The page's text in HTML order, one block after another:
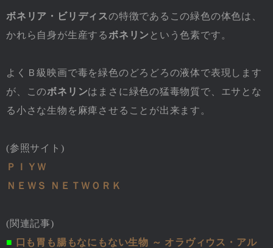
ボネリア・ビリディスの特徴であるこの緑色の体色は、
かれら自身が生産する ボネリン という色素です。
よくＢ級映画で毒を緑色のどろどろの液体で表現します
が、このボネリンはまさに緑色の猛毒物質で、エサとな
る小さな生物を麻痺させることが出来ます。
(参照サイト)
ＰＩＹＷ
ＮＥＷＳ ＮＥＴＷＯＲＫ
(関連記事)
■ 口も胃も腸もなにもない生物 ～ オラヴィウス・アル